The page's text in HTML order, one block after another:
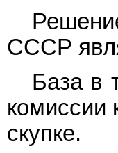
СССР
База в
комиссии
скупке.